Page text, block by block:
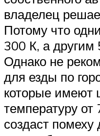
владелец
Потому что
300 К, а
Однако не
для езды по
которые имеют
температуру от
создаст помеху